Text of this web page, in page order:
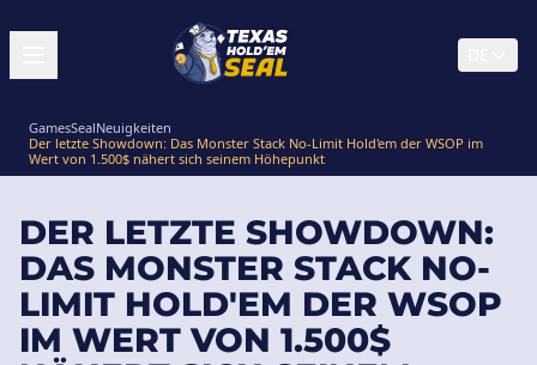
GamesSealNeuigkeiten
Der letzte Showdown: Das Monster Stack No-Limit Hold'em der WSOP im
Wert von 1.500$ nähert sich seinem Höhepunkt
DER LETZTE SHOWDOWN:
DAS MONSTER STACK NO-
LIMIT HOLD'EM DER WSOP
IM WERT VON 1.500$